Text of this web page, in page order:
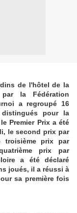
de l'hôtel de la
par la Fédération
a regroupé 16
pour la
Premier Prix a été
le second prix par
troisième prix par
prix par
a été déclaré
joués, il a réussi à
sa première fois